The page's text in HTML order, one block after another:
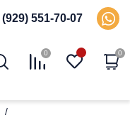
(929) 551-70-07
0 0